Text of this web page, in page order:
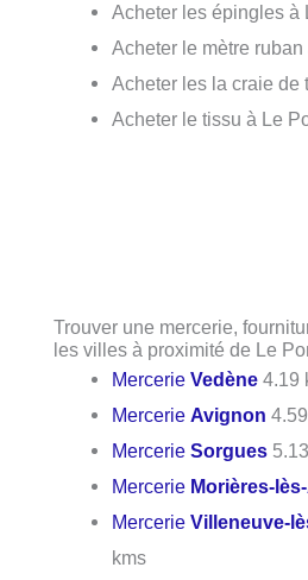
Acheter les épingles à
Acheter le mètre ruban
Acheter les la craie de
Acheter le tissu à Le
Trouver une mercerie,
les villes à proximité de Le
MercerieVedène 4.19
MercerieAvignon
MercerieSorgues
Mercerie Morières-
MercerieVilleneuve-
kms